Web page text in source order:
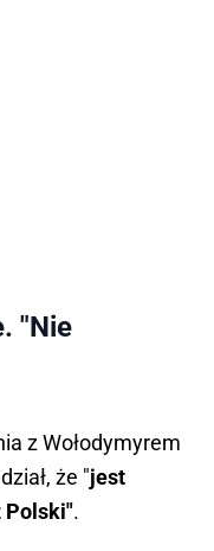
"Nie
z Wołodymyrem
że "jest
Polski".